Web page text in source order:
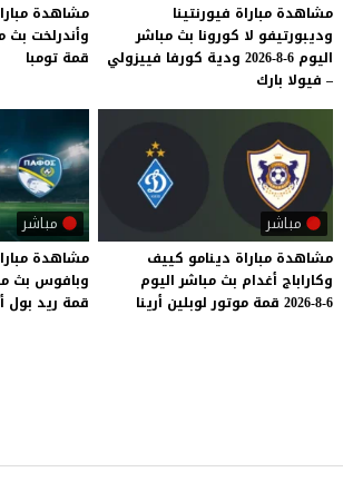
مشاهدة مباراة فيورنتينا
وديبورتيفو لا كورونا بث مباشر
اليوم 6-8-2026 ودية كورفا فييزولي
– فيولا بارك
مشاهدة
وأندرلخت بث
قمة تومبا
مباشر
مشاهدة مباراة دينامو كييف
وكاراباج أغدام بث مباشر اليوم
6-8-2026
قمة موتور لوبلين أرينا
مباشر
مشاهدة
وبافوس بث
قمة ريد بول